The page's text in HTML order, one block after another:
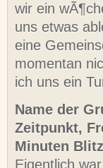
wir ein
uns etwas
eine
momentan
ich uns ein
Name der
Zeitpunkt,
Minuten
Eigentlich